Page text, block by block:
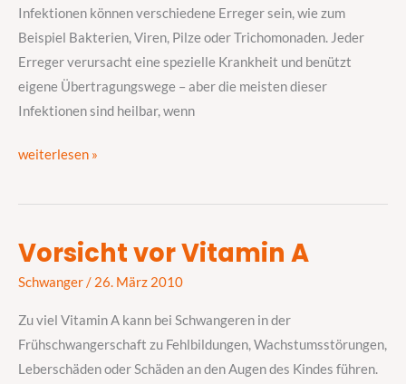
Infektionen können verschiedene Erreger sein, wie zum
Beispiel Bakterien, Viren, Pilze oder Trichomonaden. Jeder
Erreger verursacht eine spezielle Krankheit und benützt
eigene Übertragungswege – aber die meisten dieser
Infektionen sind heilbar, wenn
tun?
weiterlesen »
Vorsicht vor Vitamin A
Schwanger/ 26. März 2010
Zu viel Vitamin A kann bei Schwangeren in der
Frühschwangerschaft zu Fehlbildungen, Wachstumsstörungen,
Leberschäden oder Schäden an den Augen des Kindes führen.
Vorsicht
vor
A